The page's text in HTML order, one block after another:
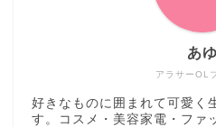
アラサーOL
あゆ
好きなものに囲まれて可愛く
す。コスメ・美容家電・ファ